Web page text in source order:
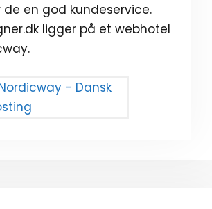
en god kundeservice.
ligger på et webhotel